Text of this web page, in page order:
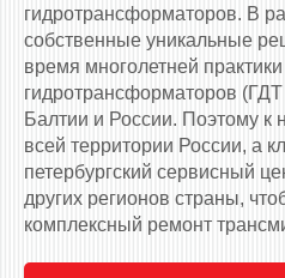
гидротрансформаторов. В
собственные уникальные
время многолетней
гидротрансформаторов
Балтии и России. Поэтому к
всей территории России, а
петербургский сервисный
других регионов страны,
комплексный ремонт